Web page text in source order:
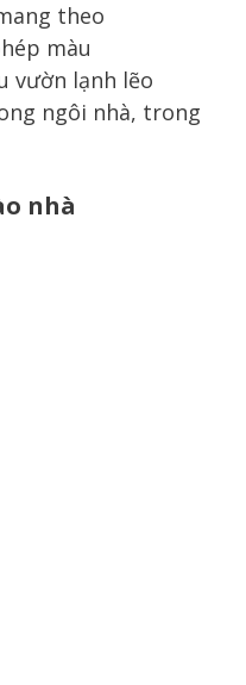
theo
màu
vườn lạnh lẽo
ngôi nhà, trong
nhà